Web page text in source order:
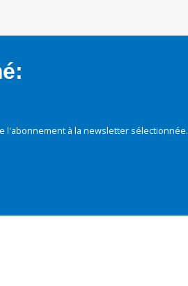
à la newsletter sélectionnée.